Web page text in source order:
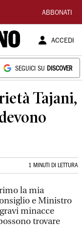
ABBONATI
ACCEDI
SEGUICI SU DISCOVER
Tajani,
1 MINUTI DI LETTURA
la mia
e Ministro
minacce
trovare